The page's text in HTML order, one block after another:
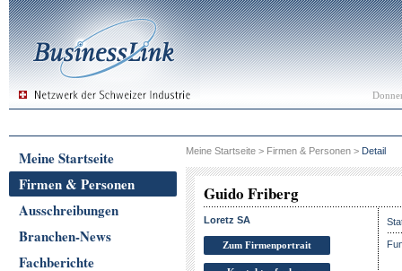
Meine Startseite
Firmen & Personen
Ausschreibungen
Branchen-News
Fachberichte
Meine Startseite > Firmen & Personen > Detail
Guido Friberg
Loretz SA
Zum Firmenportrait